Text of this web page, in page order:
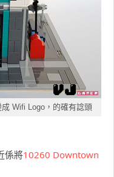
成 Wifi Logo，的確有諗頭
係將10260 Downtown